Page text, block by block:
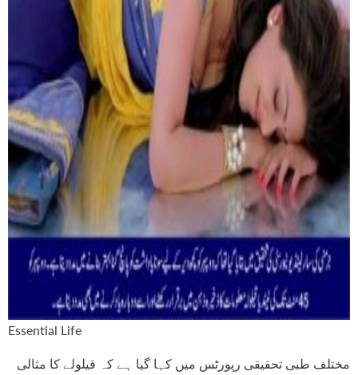
Essential Life
مختلف طبی تحقیقی رپورٹس میں کہا گیا ہے کہ قیلولے کا مثالی